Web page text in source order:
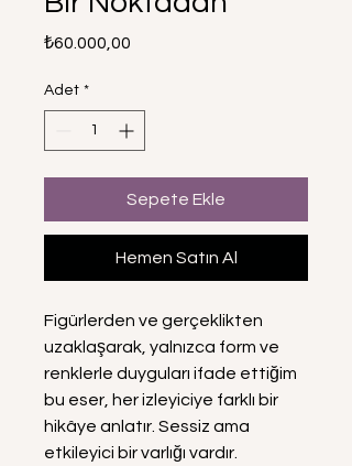
₺60.000,00
Adet *
Sepete Ekle
Hemen Satın Al
Figürlerden ve gerçeklikten
uzaklaşarak, yalnızca form ve
renklerle duyguları ifade ettiğim
bu eser, her izleyiciye farklı bir
hikâye anlatır. Sessiz ama
etkileyici bir varlığı vardır.